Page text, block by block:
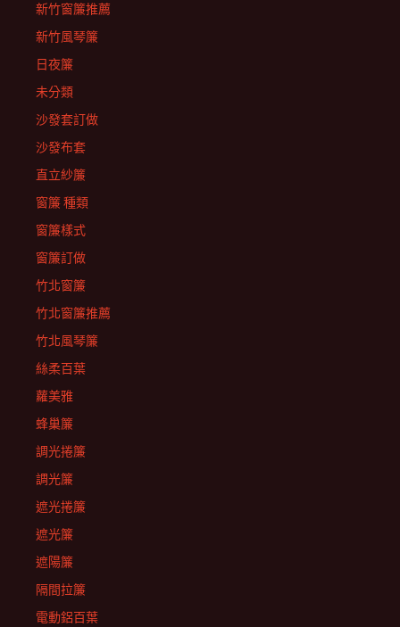
新竹窗簾推薦
新竹風琴簾
日夜簾
未分類
沙發套訂做
沙發布套
直立紗簾
窗簾 種類
窗簾樣式
窗簾訂做
竹北窗簾
竹北窗簾推薦
竹北風琴簾
絲柔百葉
蘿美雅
蜂巢簾
調光捲簾
調光簾
遮光捲簾
遮光簾
遮陽簾
隔間拉簾
電動鋁百葉